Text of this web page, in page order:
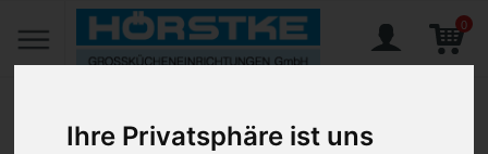
Ihre Privatsphäre ist uns
0